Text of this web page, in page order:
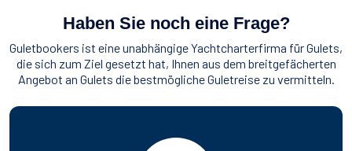
Haben Sie noch eine Frage?
Guletbookers ist eine unabhängige Yachtcharterfirma für Gulets,
die sich zum Ziel gesetzt hat, Ihnen aus dem breitgefächerten
Angebot an Gulets die bestmögliche Guletreise zu vermitteln.